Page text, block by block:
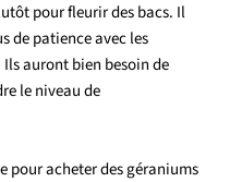
pour fleurir des bacs. Il
de patience avec les
auront bien besoin de
le niveau de
pour acheter des géraniums